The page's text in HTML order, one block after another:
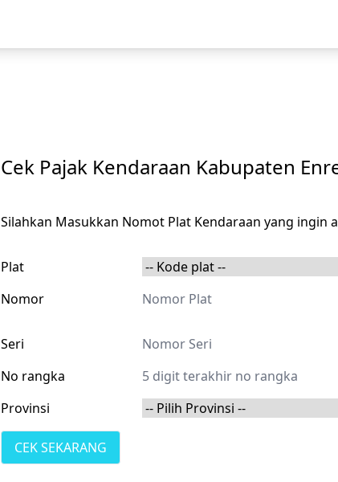
Cek Pajak Kendaraan Kabupaten
Silahkan Masukkan Nomot Plat Kendaraan yang ingin
Plat
Nomor
Seri
No rangka
Provinsi